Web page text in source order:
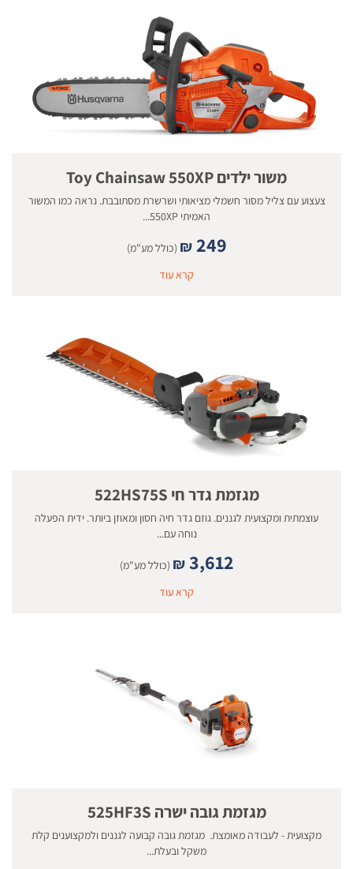
משור ילדים Toy Chainsaw 550XP
צעצוע עם צליל מסור חשמלי מציאותי ושרשרת מסתובבת. נראה כמו המשור
האמיתי 550XP...
₪ 249
(כולל מע"מ)
קרא עוד
מגזמת גדר חי 522HS75S
עוצמתית ומקצועית לגננים. גוזם גדר חיה חסון ומאוזן ביותר. ידית הפעלה
נוחה עם...
₪ 3,612
(כולל מע"מ)
קרא עוד
מגזמת גובה ישרה 525HF3S
מקצועית - לעבודה מאומצת. מגזמת גובה קבועה לגננים ולמקצוענים קלת
משקל ובעלת...